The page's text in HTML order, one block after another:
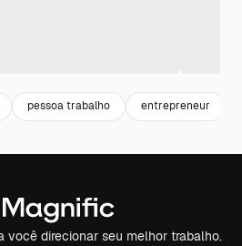
pessoa trabalho entrepreneur
você direcionar seu melhor trabalho.